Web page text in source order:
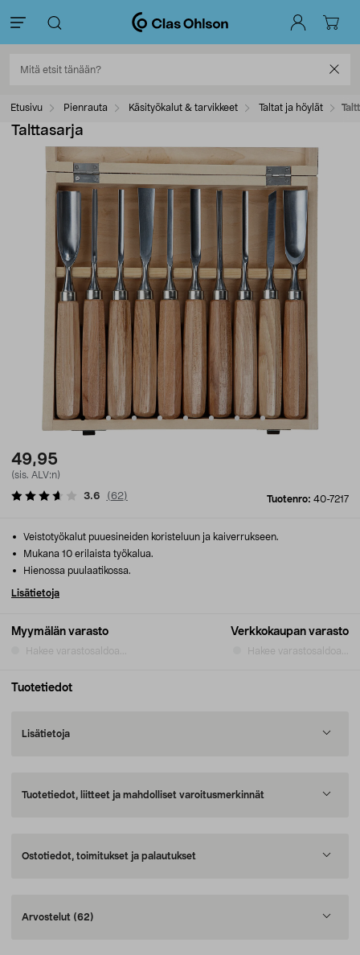
Etusivu Pienrauta Käsityökalut & tarvikkeet Taltat ja höylät
Talttasarja
49,95
(sis. ALV:n)
Tuotenro: 40-7217
3.6 (62)
Myymälän varasto
Hakee varastosaldoa...
Verkkokaupan varasto
Hakee varastosaldoa...
Veistotyökalut puuesineiden koristeluun ja kaiverrukseen.
Mukana 10 erilaista työkalua.
Hienossa puulaatikossa.
Lisätietoja
Tuotetiedot
Lisätietoja
Tuotetiedot, liitteet ja mahdolliset varoitusmerkinnät
Ostotiedot, toimitukset ja palautukset
Arvostelut (62)